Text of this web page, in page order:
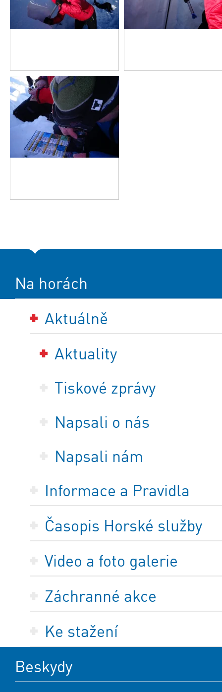
Na horách
Aktuálně
Aktuality
Tiskové zprávy
Napsali o nás
Napsali nám
Informace a Pravidla
Časopis Horské služby
Video a foto galerie
Záchranné akce
Ke stažení
Beskydy